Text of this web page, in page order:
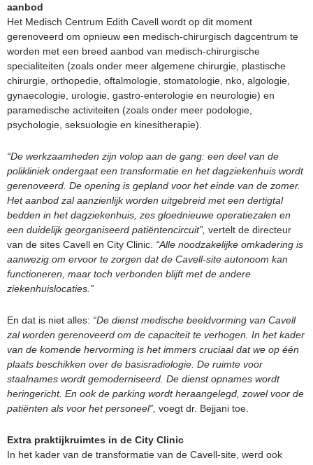
aanbod
Het Medisch Centrum Edith Cavell wordt op dit moment
gerenoveerd om opnieuw een medisch-chirurgisch dagcentrum te
worden met een breed aanbod van medisch-chirurgische
specialiteiten (zoals onder meer algemene chirurgie, plastische
chirurgie, orthopedie, oftalmologie, stomatologie, nko, algologie,
gynaecologie, urologie, gastro-enterologie en neurologie) en
paramedische activiteiten (zoals onder meer podologie,
psychologie, seksuologie en kinesitherapie).
“De werkzaamheden zijn volop aan de gang: een deel van de
polikliniek ondergaat een transformatie en het dagziekenhuis wordt
gerenoveerd. De opening is gepland voor het einde van de zomer.
Het aanbod zal aanzienlijk worden uitgebreid met een dertigtal
bedden in het dagziekenhuis, zes gloednieuwe operatiezalen en
een duidelijk georganiseerd patiëntencircuit”, vertelt de directeur
van de sites Cavell en City Clinic. “Alle noodzakelijke omkadering is
aanwezig om ervoor te zorgen dat de Cavell-site autonoom kan
functioneren, maar toch verbonden blijft met de andere
ziekenhuislocaties.”
En dat is niet alles: “De dienst medische beeldvorming van Cavell
zal worden gerenoveerd om de capaciteit te verhogen. In het kader
van de komende hervorming is het immers cruciaal dat we op één
plaats beschikken over de basisradiologie. De ruimte voor
staalnames wordt gemoderniseerd. De dienst opnames wordt
heringericht. En ook de parking wordt heraangelegd, zowel voor de
patiënten als voor het personeel”, voegt dr. Bejjani toe.
Extra praktijkruimtes in de City Clinic
In het kader van de transformatie van de Cavell-site, werd ook